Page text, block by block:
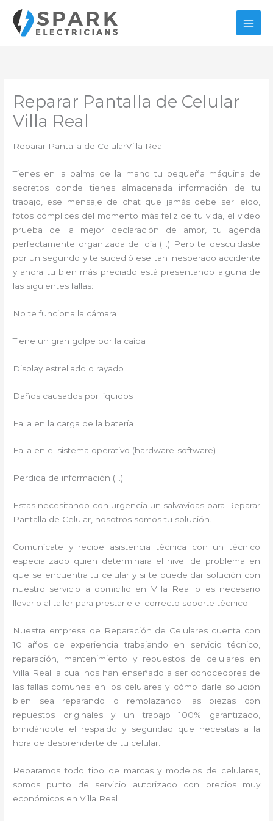
contenido
Reparar Pantalla de Celular
Villa Real
Reparar Pantalla de CelularVilla Real
Tienes en la palma de la mano tu pequeña máquina de
secretos donde tienes almacenada información de tu
trabajo, ese mensaje de chat que jamás debe ser leído,
fotos cómplices del momento más feliz de tu vida, el video
prueba de la mejor declaración de amor, tu agenda
perfectamente organizada del día (…) Pero te descuidaste
por un segundo y te sucedió ese tan inesperado accidente
y ahora tu bien más preciado está presentando alguna de
las siguientes fallas:
No te funciona la cámara
Tiene un gran golpe por la caída
Display estrellado o rayado
Daños causados por líquidos
Falla en la carga de la batería
Falla en el sistema operativo (hardware-software)
Perdida de información (…)
Estas necesitando con urgencia un salvavidas para Reparar
Pantalla de Celular, nosotros somos tu solución.
Comunícate y recibe asistencia técnica con un técnico
especializado quien determinara el nivel de problema en
que se encuentra tu celular y si te puede dar solución con
nuestro servicio a domicilio en Villa Real o es necesario
llevarlo al taller para prestarle el correcto soporte técnico.
Nuestra empresa de Reparación de Celulares cuenta con
10 años de experiencia trabajando en servicio técnico,
reparación, mantenimiento y repuestos de celulares en
Villa Real la cual nos han enseñado a ser conocedores de
las fallas comunes en los celulares y cómo darle solución
bien sea reparando o remplazando las piezas con
repuestos originales y un trabajo 100% garantizado,
brindándote el respaldo y seguridad que necesitas a la
hora de desprenderte de tu celular.
Reparamos todo tipo de marcas y modelos de celulares,
somos punto de servicio autorizado con precios muy
económicos en Villa Real